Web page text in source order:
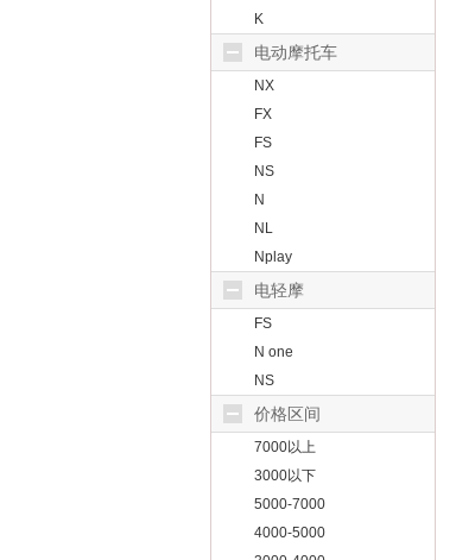
K
电动摩托车
NX
FX
FS
NS
N
NL
Nplay
电轻摩
FS
N one
NS
价格区间
7000以上
3000以下
5000-7000
4000-5000